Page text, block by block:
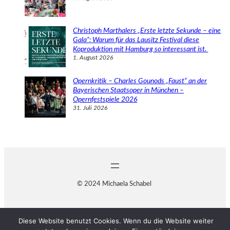
Christoph Marthalers „Erste letzte Sekunde – eine
Gala“: Warum für das Lausitz Festival diese
Koproduktion mit Hamburg so interessant ist.
1. August 2026
Opernkritik – Charles Gounods „Faust“ an der
Bayerischen Staatsoper in München –
Opernfestspiele 2026
31. Juli 2026
© 2024 Michaela Schabel
Diese Website benutzt Cookies. Wenn du die Website weiter